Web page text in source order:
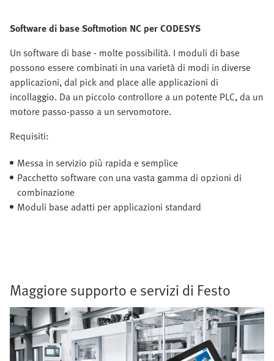
Software di base Softmotion NC per CODESYS
Un software di base - molte possibilità. I moduli di base
possono essere combinati in una varietà di modi in diverse
applicazioni, dal pick and place alle applicazioni di
incollaggio. Da un piccolo controllore a un potente PLC, da un
motore passo-passo a un servomotore.
Requisiti:
Messa in servizio più rapida e semplice
Pacchetto software con una vasta gamma di opzioni di
combinazione
Moduli base adatti per applicazioni standard
Maggiore supporto e servizi di Festo